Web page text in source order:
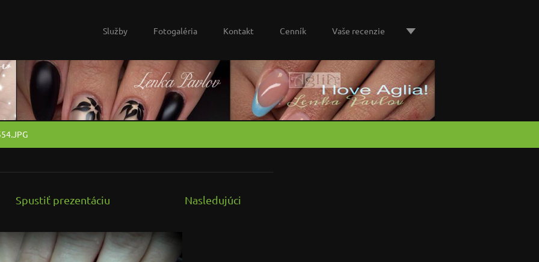
Služby Fotogaléria Kontakt Cenník Vaše recenzie
Spustiť prezentáciu Nasledujúci